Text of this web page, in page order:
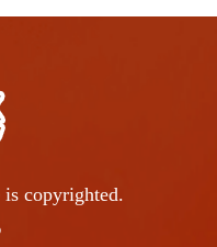
copyrighted.